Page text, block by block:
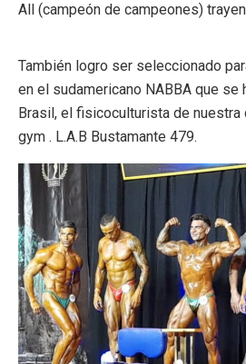
All (campeón de campeones)
También logro ser seleccionado
en el sudamericano NABBA que se
Brasil, el fisicoculturista de nuestra
gym . L.A.B Bustamante 479.